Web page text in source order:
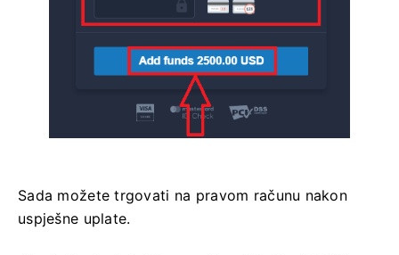
Sada možete trgovati na pravom računu nakon
uspješne uplate.